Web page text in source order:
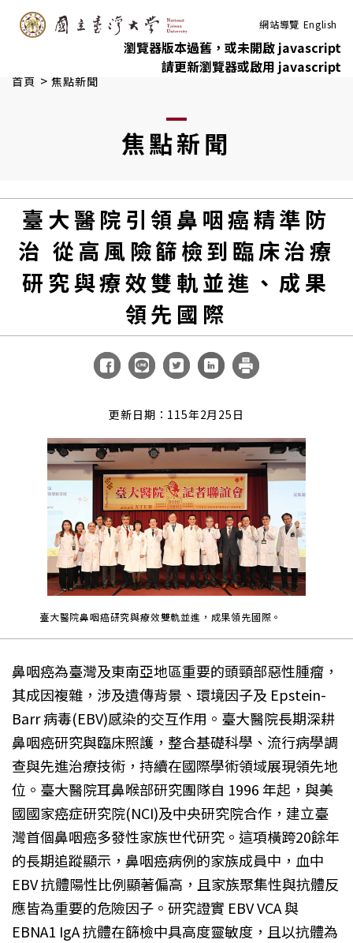
跳到主要內容 網站導覽 English
瀏覽器版本過舊，或未開啟 javascript
請更新瀏覽器或啟用 javascript
首頁 > 焦點新聞
焦點新聞
臺大醫院引領鼻咽癌精準防
治 從高風險篩檢到臨床治療
研究與療效雙軌並進、成果
領先國際
更新日期：115年2月25日
臺大醫院鼻咽癌研究與療效雙軌並進，成果領先國際。
鼻咽癌為臺灣及東南亞地區重要的頭頸部惡性腫瘤，
其成因複雜，涉及遺傳背景、環境因子及 Epstein-
Barr 病毒(EBV)感染的交互作用。臺大醫院長期深耕
鼻咽癌研究與臨床照護，整合基礎科學、流行病學調
查與先進治療技術，持續在國際學術領域展現領先地
位。臺大醫院耳鼻喉部研究團隊自 1996 年起，與美
國國家癌症研究院(NCI)及中央研究院合作，建立臺
灣首個鼻咽癌多發性家族世代研究。這項橫跨20餘年
的長期追蹤顯示，鼻咽癌病例的家族成員中，血中
EBV 抗體陽性比例顯著偏高，且家族聚集性與抗體反
應皆為重要的危險因子。研究證實 EBV VCA 與
EBNA1 IgA 抗體在篩檢中具高度靈敏度，且以抗體為